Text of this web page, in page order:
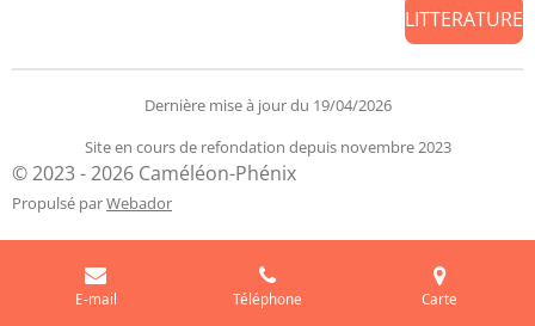
LITTERATURE
Dernière mise à jour du 19/04/2026
Site en cours de refondation depuis novembre 2023
© 2023 - 2026 Caméléon-Phénix
Propulsé parWebador
E-mail Téléphone Carte